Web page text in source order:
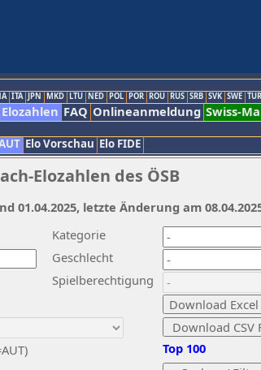
ITA JPN MKD LTU NED POL POR ROU RUS SRB SVK SWE TUR
Elozahlen FAQ Onlineanmeldung Swiss-
Elo Vorschau Elo FIDE
Elozahlen des ÖSB
Kategorie
Geschlecht
Spielberechtigung
Top 100
01.04.2025, letzte Änderung am